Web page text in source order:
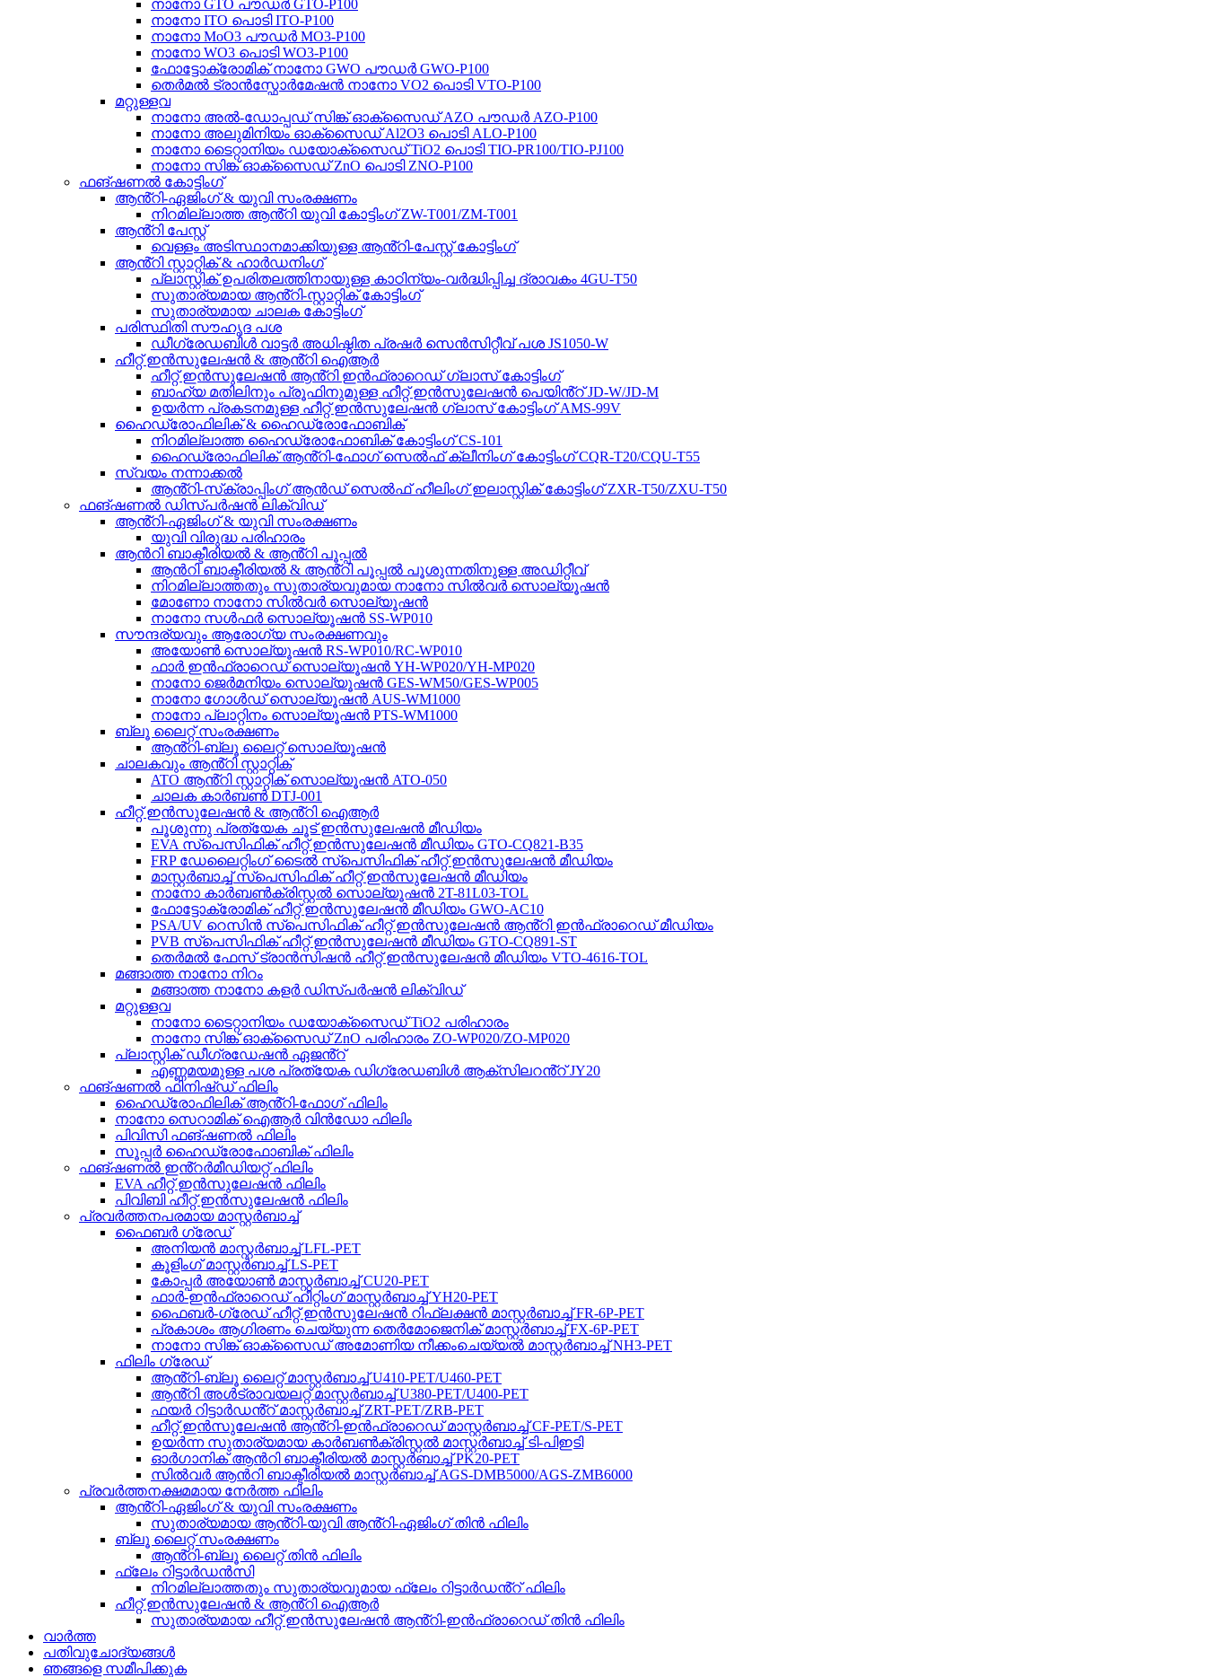
നാനോ GTO പൗഡർ GTO-P100
നാനോ ITO പൊടി ITO-P100
നാനോ MoO3 പൗഡർ MO3-P100
നാനോ WO3 പൊടി WO3-P100
ഫോട്ടോക്രോമിക് നാനോ GWO പൗഡർ GWO-P100
തെർമൽ ട്രാൻസ്ഫോർമേഷൻ നാനോ VO2 പൊടി VTO-P100
മറ്റുള്ളവ
നാനോ അൽ-ഡോപ്പഡ് സിങ്ക് ഓക്സൈഡ് AZO പൗഡർ AZO-P100
നാനോ അലുമിനിയം ഓക്സൈഡ് Al2O3 പൊടി ALO-P100
നാനോ ടൈറ്റാനിയം ഡയോക്സൈഡ് TiO2 പൊടി TIO-PR100/TIO-PJ100
നാനോ സിങ്ക് ഓക്സൈഡ് ZnO പൊടി ZNO-P100
ഫങ്ഷണൽ കോട്ടിംഗ്
ആൻ്റി-ഏജിംഗ് & യുവി സംരക്ഷണം
നിറമില്ലാത്ത ആൻ്റി യുവി കോട്ടിംഗ് ZW-T001/ZM-T001
ആൻ്റി പേസ്റ്റ്
വെള്ളം അടിസ്ഥാനമാക്കിയുള്ള ആൻ്റി-പേസ്റ്റ് കോട്ടിംഗ്
ആൻ്റി സ്റ്റാറ്റിക് & ഹാർഡനിംഗ്
പ്ലാസ്റ്റിക് ഉപരിതലത്തിനായുള്ള കാഠിന്യം-വർദ്ധിപ്പിച്ച ദ്രാവകം 4GU-T50
സുതാര്യമായ ആൻ്റി-സ്റ്റാറ്റിക് കോട്ടിംഗ്
സുതാര്യമായ ചാലക കോട്ടിംഗ്
പരിസ്ഥിതി സൗഹൃദ പശ
ഡീഗ്രേഡബിൾ വാട്ടർ അധിഷ്ഠിത പ്രഷർ സെൻസിറ്റീവ് പശ JS1050-W
ഹീറ്റ് ഇൻസുലേഷൻ & ആൻ്റി ഐആർ
ഹീറ്റ് ഇൻസുലേഷൻ ആൻ്റി ഇൻഫ്രാറെഡ് ഗ്ലാസ് കോട്ടിംഗ്
ബാഹ്യ മതിലിനും പ്രൂഫിനുമുള്ള ഹീറ്റ് ഇൻസുലേഷൻ പെയിൻ്റ് JD-W/JD-M
ഉയർന്ന പ്രകടനമുള്ള ഹീറ്റ് ഇൻസുലേഷൻ ഗ്ലാസ് കോട്ടിംഗ് AMS-99V
ഹൈഡ്രോഫിലിക് & ഹൈഡ്രോഫോബിക്
നിറമില്ലാത്ത ഹൈഡ്രോഫോബിക് കോട്ടിംഗ് CS-101
ഹൈഡ്രോഫിലിക് ആൻ്റി-ഫോഗ് സെൽഫ് ക്ലീനിംഗ് കോട്ടിംഗ് CQR-T20/CQU-T55
സ്വയം നന്നാക്കൽ
ആൻ്റി-സ്‌ക്രാപ്പിംഗ് ആൻഡ് സെൽഫ് ഹീലിംഗ് ഇലാസ്റ്റിക് കോട്ടിംഗ് ZXR-T50/ZXU-T50
ഫങ്ഷണൽ ഡിസ്പർഷൻ ലിക്വിഡ്
ആൻ്റി-ഏജിംഗ് & യുവി സംരക്ഷണം
യുവി വിരുദ്ധ പരിഹാരം
ആൻറി ബാക്ടീരിയൽ & ആൻ്റി പൂപ്പൽ
ആൻറി ബാക്ടീരിയൽ & ആൻ്റി പൂപ്പൽ പൂശുന്നതിനുള്ള അഡിറ്റീവ്
നിറമില്ലാത്തതും സുതാര്യവുമായ നാനോ സിൽവർ സൊല്യൂഷൻ
മോണോ നാനോ സിൽവർ സൊല്യൂഷൻ
നാനോ സൾഫർ സൊല്യൂഷൻ SS-WP010
സൗന്ദര്യവും ആരോഗ്യ സംരക്ഷണവും
അയോൺ സൊല്യൂഷൻ RS-WP010/RC-WP010
ഫാർ ഇൻഫ്രാറെഡ് സൊല്യൂഷൻ YH-WP020/YH-MP020
നാനോ ജെർമനിയം സൊല്യൂഷൻ GES-WM50/GES-WP005
നാനോ ഗോൾഡ് സൊല്യൂഷൻ AUS-WM1000
നാനോ പ്ലാറ്റിനം സൊല്യൂഷൻ PTS-WM1000
ബ്ലൂ ലൈറ്റ് സംരക്ഷണം
ആൻ്റി-ബ്ലൂ ലൈറ്റ് സൊല്യൂഷൻ
ചാലകവും ആൻ്റി സ്റ്റാറ്റിക്
ATO ആൻ്റി സ്റ്റാറ്റിക് സൊല്യൂഷൻ ATO-050
ചാലക കാർബൺ DTJ-001
ഹീറ്റ് ഇൻസുലേഷൻ & ആൻ്റി ഐആർ
പൂശുന്നു പ്രത്യേക ചൂട് ഇൻസുലേഷൻ മീഡിയം
EVA സ്പെസിഫിക് ഹീറ്റ് ഇൻസുലേഷൻ മീഡിയം GTO-CQ821-B35
FRP ഡേലൈറ്റിംഗ് ടൈൽ സ്പെസിഫിക് ഹീറ്റ് ഇൻസുലേഷൻ മീഡിയം
മാസ്റ്റർബാച്ച് സ്പെസിഫിക് ഹീറ്റ് ഇൻസുലേഷൻ മീഡിയം
നാനോ കാർബൺക്രിസ്റ്റൽ സൊല്യൂഷൻ 2T-81L03-TOL
ഫോട്ടോക്രോമിക് ഹീറ്റ് ഇൻസുലേഷൻ മീഡിയം GWO-AC10
PSA/UV റെസിൻ സ്പെസിഫിക് ഹീറ്റ് ഇൻസുലേഷൻ ആൻ്റി ഇൻഫ്രാറെഡ് മീഡിയം
PVB സ്പെസിഫിക് ഹീറ്റ് ഇൻസുലേഷൻ മീഡിയം GTO-CQ891-ST
തെർമൽ ഫേസ് ട്രാൻസിഷൻ ഹീറ്റ് ഇൻസുലേഷൻ മീഡിയം VTO-4616-TOL
മങ്ങാത്ത നാനോ നിറം
മങ്ങാത്ത നാനോ കളർ ഡിസ്പർഷൻ ലിക്വിഡ്
മറ്റുള്ളവ
നാനോ ടൈറ്റാനിയം ഡയോക്സൈഡ് TiO2 പരിഹാരം
നാനോ സിങ്ക് ഓക്സൈഡ് ZnO പരിഹാരം ZO-WP020/ZO-MP020
പ്ലാസ്റ്റിക് ഡീഗ്രഡേഷൻ ഏജൻ്റ്
എണ്ണമയമുള്ള പശ പ്രത്യേക ഡിഗ്രേഡബിൾ ആക്സിലറൻ്റ് JY20
ഫങ്ഷണൽ ഫിനിഷ്ഡ് ഫിലിം
ഹൈഡ്രോഫിലിക് ആൻ്റി-ഫോഗ് ഫിലിം
നാനോ സെറാമിക് ഐആർ വിൻഡോ ഫിലിം
പിവിസി ഫങ്ഷണൽ ഫിലിം
സൂപ്പർ ഹൈഡ്രോഫോബിക് ഫിലിം
ഫങ്ഷണൽ ഇൻ്റർമീഡിയറ്റ് ഫിലിം
EVA ഹീറ്റ് ഇൻസുലേഷൻ ഫിലിം
പിവിബി ഹീറ്റ് ഇൻസുലേഷൻ ഫിലിം
പ്രവർത്തനപരമായ മാസ്റ്റർബാച്ച്
ഫൈബർ ഗ്രേഡ്
അനിയൻ മാസ്റ്റർബാച്ച് LFL-PET
കൂളിംഗ് മാസ്റ്റർബാച്ച് LS-PET
കോപ്പർ അയോൺ മാസ്റ്റർബാച്ച് CU20-PET
ഫാർ-ഇൻഫ്രാറെഡ് ഹീറ്റിംഗ് മാസ്റ്റർബാച്ച് YH20-PET
ഫൈബർ-ഗ്രേഡ് ഹീറ്റ് ഇൻസുലേഷൻ റിഫ്ലക്ഷൻ മാസ്റ്റർബാച്ച് FR-6P-PET
പ്രകാശം ആഗിരണം ചെയ്യുന്ന തെർമോജെനിക് മാസ്റ്റർബാച്ച് FX-6P-PET
നാനോ സിങ്ക് ഓക്സൈഡ് അമോണിയ നീക്കംചെയ്യൽ മാസ്റ്റർബാച്ച് NH3-PET
ഫിലിം ഗ്രേഡ്
ആൻ്റി-ബ്ലൂ ലൈറ്റ് മാസ്റ്റർബാച്ച് U410-PET/U460-PET
ആൻ്റി അൾട്രാവയലറ്റ് മാസ്റ്റർബാച്ച് U380-PET/U400-PET
ഫയർ റിട്ടാർഡൻ്റ് മാസ്റ്റർബാച്ച് ZRT-PET/ZRB-PET
ഹീറ്റ് ഇൻസുലേഷൻ ആൻ്റി-ഇൻഫ്രാറെഡ് മാസ്റ്റർബാച്ച് CF-PET/S-PET
ഉയർന്ന സുതാര്യമായ കാർബൺക്രിസ്റ്റൽ മാസ്റ്റർബാച്ച് ടി-പിഇടി
ഓർഗാനിക് ആൻറി ബാക്ടീരിയൽ മാസ്റ്റർബാച്ച് PK20-PET
സിൽവർ ആൻറി ബാക്ടീരിയൽ മാസ്റ്റർബാച്ച് AGS-DMB5000/AGS-ZMB6000
പ്രവർത്തനക്ഷമമായ നേർത്ത ഫിലിം
ആൻ്റി-ഏജിംഗ് & യുവി സംരക്ഷണം
സുതാര്യമായ ആൻ്റി-യുവി ആൻ്റി-ഏജിംഗ് തിൻ ഫിലിം
ബ്ലൂ ലൈറ്റ് സംരക്ഷണം
ആൻ്റി-ബ്ലൂ ലൈറ്റ് തിൻ ഫിലിം
ഫ്ലേം റിട്ടാർഡൻസി
നിറമില്ലാത്തതും സുതാര്യവുമായ ഫ്ലേം റിട്ടാർഡൻ്റ് ഫിലിം
ഹീറ്റ് ഇൻസുലേഷൻ & ആൻ്റി ഐആർ
സുതാര്യമായ ഹീറ്റ് ഇൻസുലേഷൻ ആൻ്റി-ഇൻഫ്രാറെഡ് തിൻ ഫിലിം
വാർത്ത
പതിവുചോദ്യങ്ങൾ
ഞങ്ങളെ സമീപിക്കുക